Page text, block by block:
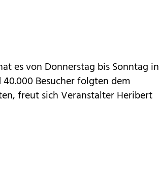
es von Donnerstag bis Sonntag in
Besucher folgten dem
freut sich Veranstalter Heribert